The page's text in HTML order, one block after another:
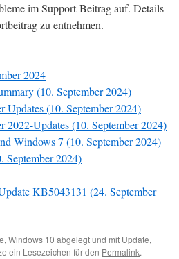
im Support-Beitrag auf. Details
zu entnehmen.
2024
(10. September 2024)
Updates (10. September 2024)
2022-Updates (10. September 2024)
Windows 7 (10. September 2024)
September 2024)
KB5043131 (24. September
, Windows 10 abgelegt und mit Update,
ein Lesezeichen für den Permalink.